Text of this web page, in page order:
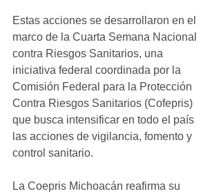
Estas acciones se desarrollaron en el
marco de la Cuarta Semana Nacional
contra Riesgos Sanitarios, una
iniciativa federal coordinada por la
Comisión Federal para la Protección
Contra Riesgos Sanitarios (Cofepris)
que busca intensificar en todo el país
las acciones de vigilancia, fomento y
control sanitario.
La Coepris Michoacán reafirma su